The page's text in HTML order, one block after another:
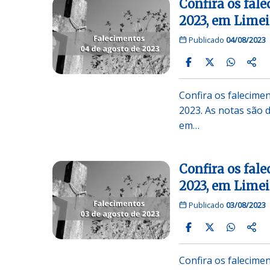
Confira os
2023, em
Publicado 04/08/2023
Confira os
2023. As notas são
em…
Confira os
2023, em
Publicado 03/08/2023
Confira os